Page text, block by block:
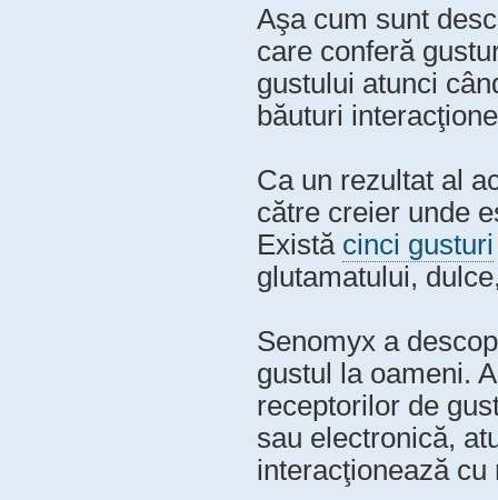
Aşa cum sunt
care conferă
gustului atunci
băuturi
Ca un rezultat al
către creier unde
Există cinci gusturi
glutamatului,
Senomyx a
gustul la oameni.
receptorilor de
sau electronică,
interacţionează cu